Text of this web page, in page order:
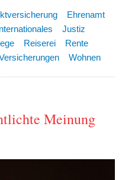
Ehrenamt
Justiz
Reiserei
Rente
Wohnen
Meinung